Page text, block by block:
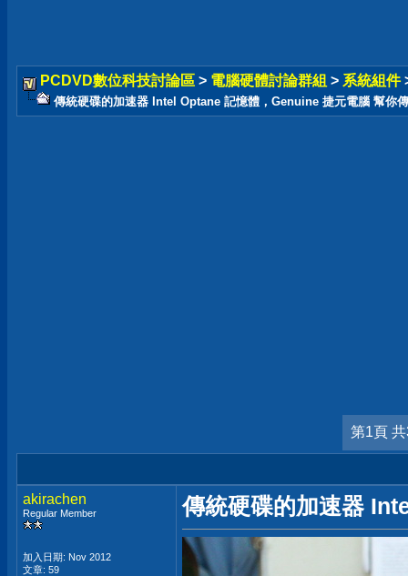
PCDVD數位科技討論區 > 電腦硬體討論群組 > 系統組件
傳統硬碟的加速器 Intel Optane 記憶體，Genuine 捷元電腦 幫你
第1頁
akirachen
Regular Member
加入日期: Nov 2012
文章: 59
傳統硬碟的加速器